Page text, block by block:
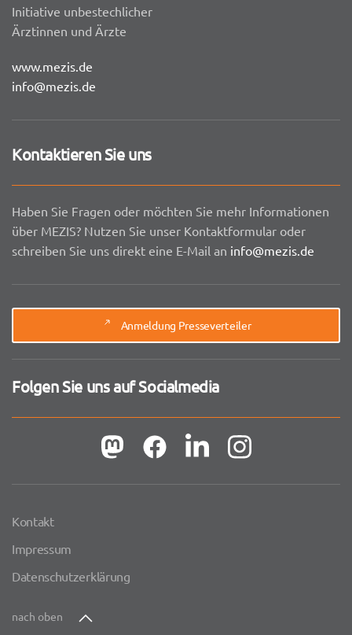
Initiative unbestechlicher
Ärztinnen und Ärzte
www.mezis.de
info@mezis.de
Kontaktieren Sie uns
Haben Sie Fragen oder möchten Sie mehr Informationen
über MEZIS? Nutzen Sie unser Kontaktformular oder
schreiben Sie uns direkt eine E-Mail an info@mezis.de
Anmeldung Presseverteiler
Folgen Sie uns auf Socialmedia
Kontakt
Impressum
Datenschutzerklärung
nach oben